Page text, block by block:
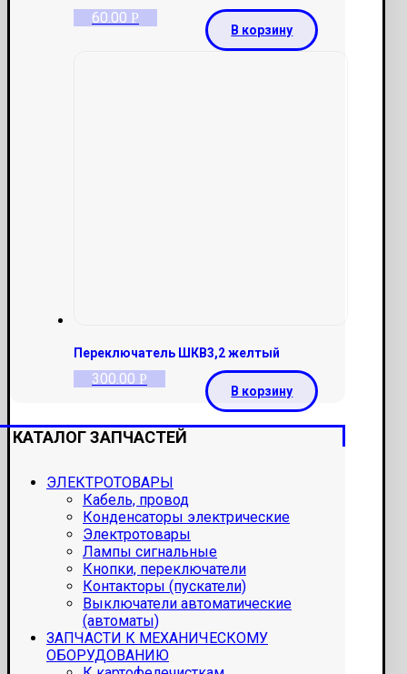
60.00 Р
В корзину
Переключатель ШКВ3,2 желтый
300.00 Р
В корзину
КАТАЛОГ ЗАПЧАСТЕЙ
ЭЛЕКТРОТОВАРЫ
Кабель, провод
Конденсаторы электрические
Электротовары
Лампы сигнальные
Кнопки, переключатели
Контакторы (пускатели)
Выключатели автоматические
(автоматы)
ЗАПЧАСТИ К МЕХАНИЧЕСКОМУ
ОБОРУДОВАНИЮ